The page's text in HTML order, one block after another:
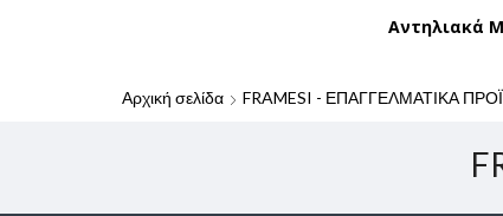
Αντηλιακά
Αρχική σελίδα FRAMESI - ΕΠΑΓΓΕΛΜΑΤΙΚΑ